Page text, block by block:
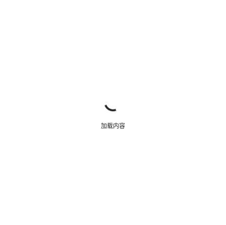
加载内容